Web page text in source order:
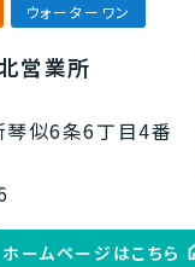
ウォーターワン
営業所
似6条6丁目4番
ホームページはこちら